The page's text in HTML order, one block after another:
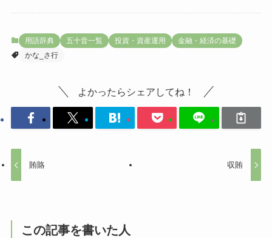
用語辞典 五十音一覧 投資・資産運用
金融・経済の基礎
かな_さ行
よかったらシェアしてね！
賄賂 収賄
この記事を書いた人